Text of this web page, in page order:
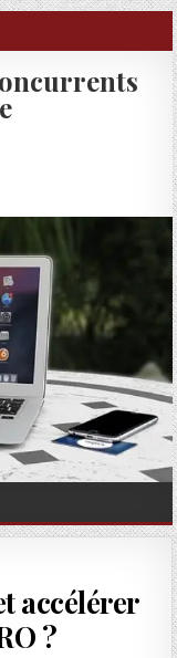
accélérer
?